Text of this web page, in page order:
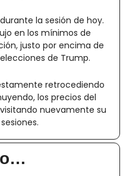
la sesión de hoy.
en los mínimos de
justo por encima de
de Trump.
retrocediendo
los precios del
nuevamente su